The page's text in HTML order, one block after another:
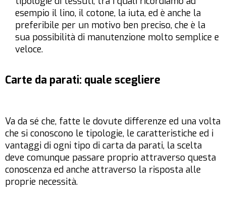
esempio il lino, il cotone, la iuta, ed è anche la
preferibile per un motivo ben preciso, che è la
sua possibilità di manutenzione molto semplice e
veloce.
Carte da parati: quale scegliere
Va da sé che, fatte le dovute differenze ed una volta
che si conoscono le tipologie, le caratteristiche ed i
vantaggi di ogni tipo di carta da parati, la scelta
deve comunque passare proprio attraverso questa
conoscenza ed anche attraverso la risposta alle
proprie necessità.